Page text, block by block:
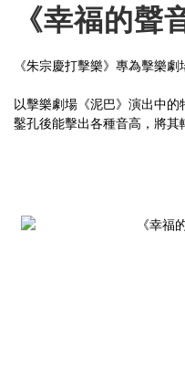
《幸福的
《朱宗慶打擊樂》專為擊樂劇
以擊樂劇場《泥巴》演出中
鑿孔後能擊出各種音高，將其